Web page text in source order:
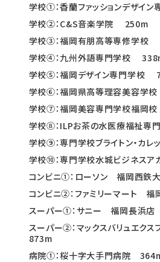
学校①：香蘭ファッションデザイ
学校②：C&S音楽学院 250m
学校③：福岡有朋高等専修学校
学校④：九州外語専門学校
学校⑤：福岡デザイン専門学校
学校⑥：福岡県高等理容美容学
学校⑦：福岡美容専門学校福岡
学校⑧：ILPお茶の水医療福祉
学校⑨：専門学校ブライトン・カ
学校⑩：専門学校水城ビジネス
コンビニ①：ローソン 福岡西鉄
コンビニ②：ファミリーマート
スーパー①：サニー 福岡長浜
スーパー②：マックスバリュエク
873m
病院①：桜十字大手門病院